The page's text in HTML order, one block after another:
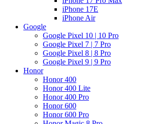
iPhone 17E
iPhone Air
Google
Google Pixel 10 | 10 Pro
Google Pixel 7 | 7 Pro
Google Pixel 8 | 8 Pro
Google Pixel 9 | 9 Pro
Honor
Honor 400
Honor 400 Lite
Honor 400 Pro
Honor 600
Honor 600 Pro